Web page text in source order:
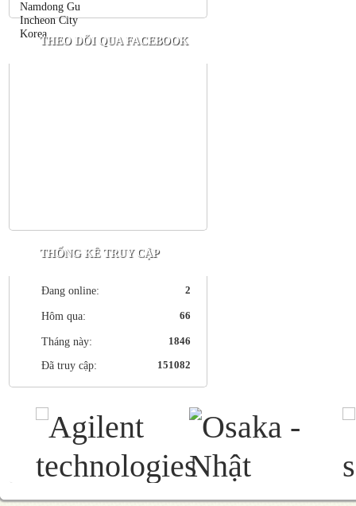
THEO DÕI QUA FACEBOOK
THỐNG KÊ TRUY CẬP
Đang online: 2
Hôm qua: 66
Tháng này: 1846
Đã truy cập: 151082